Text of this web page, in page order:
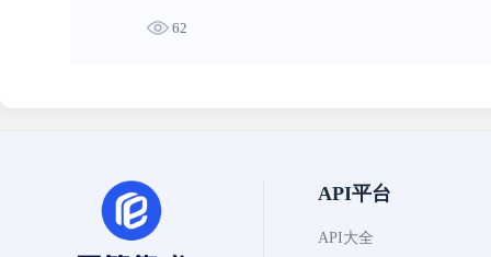
62
API平台
API大全